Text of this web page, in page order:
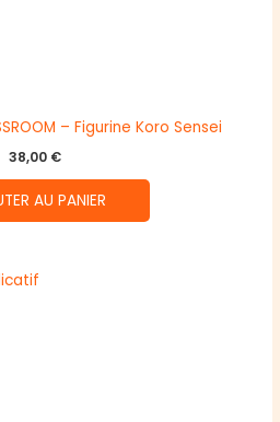
– Figurine Koro Sensei
38,00 €
AU PANIER